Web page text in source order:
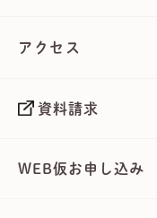
アクセス
資料請求
WEB仮お申し込み